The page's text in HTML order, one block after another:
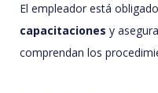
El empleador está
capacitaciones y
comprendan los